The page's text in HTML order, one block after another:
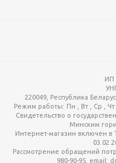
ИП
220049, Республика
Режим работы: Пн , Вт , Ср ,
Свидетельство о
Минским
Интернет-магазин включен в
Рассмотрение обращений
980-90-95, email: